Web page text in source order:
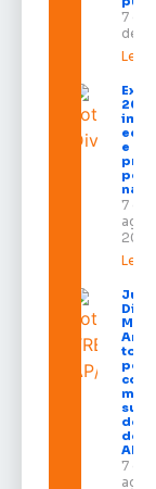
7 de
de
Leia
2026
e
por
na
7 de
2026
Leia
Juiz
Diego
toma
como
do
do
AP
7 de